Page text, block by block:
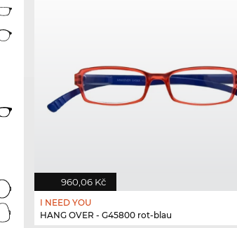
960,06 Kč
I NEED YOU
HANG OVER - G45800 rot-blau